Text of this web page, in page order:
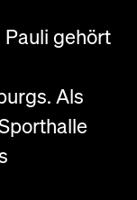
Pauli gehört
Als